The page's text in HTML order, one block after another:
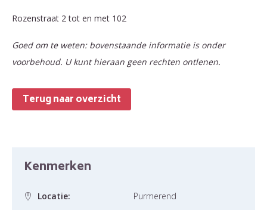
Rozenstraat 2 tot en met 102
Goed om te weten: bovenstaande informatie is onder
voorbehoud. U kunt hieraan geen rechten ontlenen.
Terug naar overzicht
Kenmerken
Locatie: Purmerend